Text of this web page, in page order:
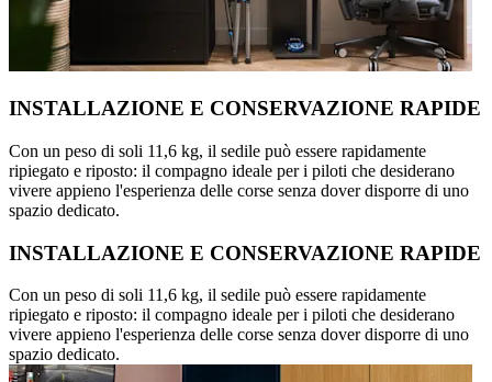
INSTALLAZIONE E CONSERVAZIONE RAPIDE
Con un peso di soli 11,6 kg, il sedile può essere rapidamente
ripiegato e riposto: il compagno ideale per i piloti che desiderano
vivere appieno l'esperienza delle corse senza dover disporre di uno
spazio dedicato.
INSTALLAZIONE E CONSERVAZIONE RAPIDE
Con un peso di soli 11,6 kg, il sedile può essere rapidamente
ripiegato e riposto: il compagno ideale per i piloti che desiderano
vivere appieno l'esperienza delle corse senza dover disporre di uno
spazio dedicato.